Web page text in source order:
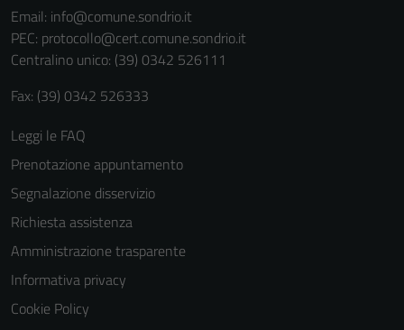
Email: info@comune.sondrio.it
PEC: protocollo@cert.comune.sondrio.it
Centralino unico: (39) 0342 526111
Fax: (39) 0342 526333
Leggi le FAQ
Prenotazione appuntamento
Segnalazione disservizio
Richiesta assistenza
Amministrazione trasparente
Informativa privacy
Cookie Policy